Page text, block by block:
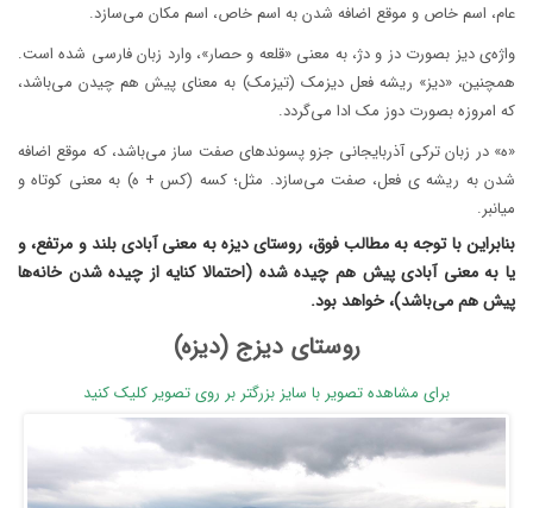
عام، اسم خاص و موقع اضافه شدن به اسم خاص، اسم مکان می‌سازد.
واژه‌ی دیز بصورت دز و دژ، به معنی «قلعه و حصار»، وارد زبان فارسی شده است.
همچنین، «دیز» ریشه فعل دیزمک (تیزمک) به معنای پیش هم چیدن می‌باشد،
که امروزه بصورت دوز مک ادا می‌گردد.
«ه» در زبان ترکی آذربایجانی جزو پسوندهای صفت ساز می‌باشد، که موقع اضافه
شدن به ریشه ی فعل، صفت می‌سازد. مثل؛ کسه (کس + ه) به معنی کوتاه و
میانبر.
بنابراین با توجه به مطالب فوق، روستای دیزه به معنی آبادی بلند و مرتفع، و
یا به معنی آبادی پیش هم چیده شده (احتمالا کنایه از چیده شدن خانه‌ها
پیش هم می‌باشد)، خواهد بود.
روستای دیزج (دیزه)
برای مشاهده تصویر با سایز بزرگتر بر روی تصویر کلیک کنید